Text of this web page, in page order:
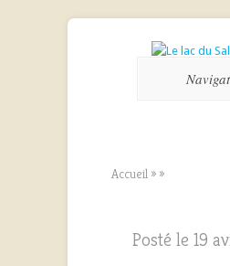
Accueil » »
Posté le 19